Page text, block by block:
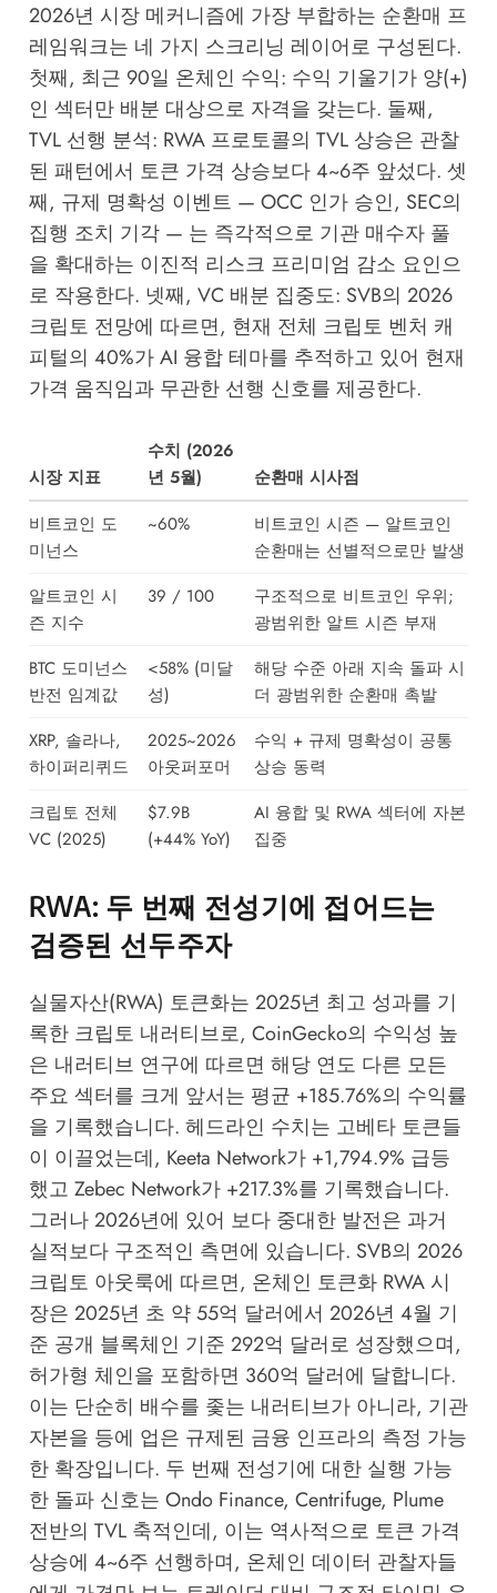
2026년 시장 메커니즘에 가장 부합하는 순환매 프
레임워크는 네 가지 스크리닝 레이어로 구성된다.
첫째, 최근 90일 온체인 수익: 수익 기울기가 양(+)
인 섹터만 배분 대상으로 자격을 갖는다. 둘째,
TVL 선행 분석: RWA 프로토콜의 TVL 상승은 관찰
된 패턴에서 토큰 가격 상승보다 4~6주 앞섰다. 셋
째, 규제 명확성 이벤트 — OCC 인가 승인, SEC의
집행 조치 기각 — 는 즉각적으로 기관 매수자 풀
을 확대하는 이진적 리스크 프리미엄 감소 요인으
로 작용한다. 넷째, VC 배분 집중도: SVB의 2026
크립토 전망에 따르면, 현재 전체 크립토 벤처 캐
피털의 40%가 AI 융합 테마를 추적하고 있어 현재
가격 움직임과 무관한 선행 신호를 제공한다.
시장 지표
수치 (2026
년 5월)
순환매 시사점
비트코인 도
미넌스
~60%
비트코인 시즌 — 알트코인
순환매는 선별적으로만 발생
알트코인 시
즌 지수
39 / 100
구조적으로 비트코인 우위;
광범위한 알트 시즌 부재
BTC 도미넌스
반전 임계값
<58% (미달
성)
해당 수준 아래 지속 돌파 시
더 광범위한 순환매 촉발
XRP, 솔라나,
하이퍼리퀴드
2025~2026
아웃퍼포머
수익 + 규제 명확성이 공통
상승 동력
크립토 전체
VC (2025)
$7.9B
(+44% YoY)
AI 융합 및 RWA 섹터에 자본
집중
RWA: 두 번째 전성기에 접어드는
검증된 선두주자
실물자산(RWA) 토큰화는 2025년 최고 성과를 기
록한 크립토 내러티브로, CoinGecko의 수익성 높
은 내러티브 연구에 따르면 해당 연도 다른 모든
주요 섹터를 크게 앞서는 평균 +185.76%의 수익률
을 기록했습니다. 헤드라인 수치는 고베타 토큰들
이 이끌었는데, Keeta Network가 +1,794.9% 급등
했고 Zebec Network가 +217.3%를 기록했습니다.
그러나 2026년에 있어 보다 중대한 발전은 과거
실적보다 구조적인 측면에 있습니다. SVB의 2026
크립토 아웃룩에 따르면, 온체인 토큰화 RWA 시
장은 2025년 초 약 55억 달러에서 2026년 4월 기
준 공개 블록체인 기준 292억 달러로 성장했으며,
허가형 체인을 포함하면 360억 달러에 달합니다.
이는 단순히 배수를 좇는 내러티브가 아니라, 기관
자본을 등에 업은 규제된 금융 인프라의 측정 가능
한 확장입니다. 두 번째 전성기에 대한 실행 가능
한 돌파 신호는 Ondo Finance, Centrifuge, Plume
전반의 TVL 축적인데, 이는 역사적으로 토큰 가격
상승에 4~6주 선행하며, 온체인 데이터 관찰자들